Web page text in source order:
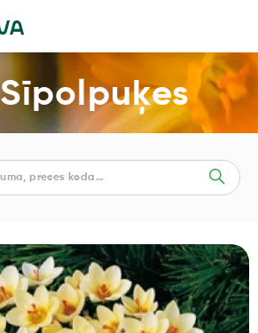
Sīpolpuķes